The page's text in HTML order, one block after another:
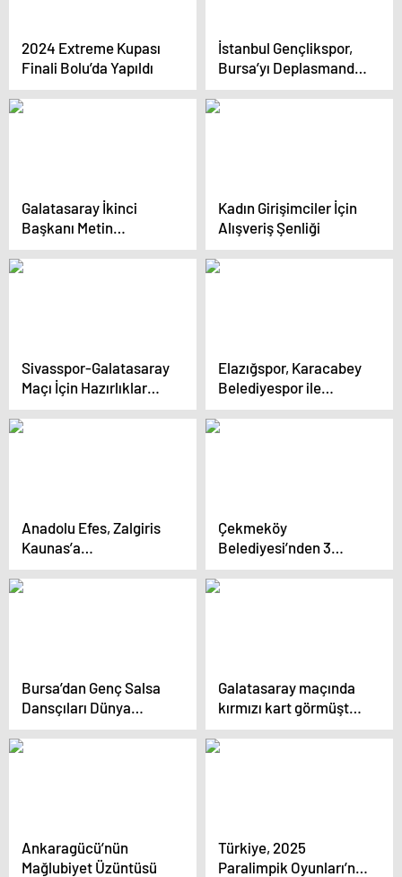
2024 Extreme Kupası
Finali Bolu’da Yapıldı
İstanbul Gençlikspor,
Bursa’yı Deplasmanda
Yendi
Galatasaray İkinci
Başkanı Metin
Öztürk’ten Sert
Açıklamalar: ‘Barış
Kadın Girişimciler İçin
Alışveriş Şenliği
Sivasspor-Galatasaray
Maçı İçin Hazırlıklar
Devam Ediyor
Elazığspor, Karacabey
Belediyespor ile
Deplasmanda
Karşılaşıyor
Anadolu Efes, Zalgiris
Kaunas’a
Deplasmanda Yenildi
Çekmeköy
Belediyesi’nden 3
Aralık Dünya Engelliler
Günü’nde Anlamlı
Bursa’dan Genç Salsa
Dansçıları Dünya
Şampiyonu Oldu
Galatasaray maçında
kırmızı kart görmüştü,
yıllar önceki
Fenerbahçe paylaşımı
Ankaragücü’nün
Mağlubiyet Üzüntüsü
Türkiye, 2025
Paralimpik Oyunları’na